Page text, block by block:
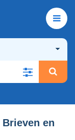
Brieven en